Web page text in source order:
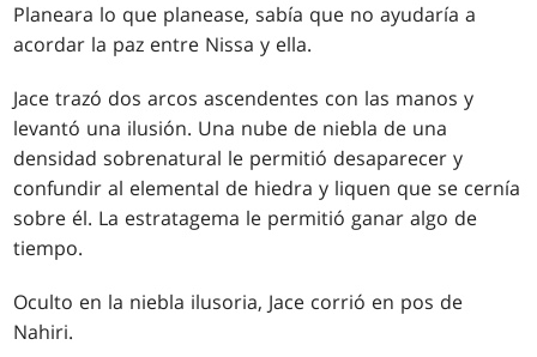
Planeara lo que planease, sabía que no ayudaría a
acordar la paz entre Nissa y ella.
Jace trazó dos arcos ascendentes con las manos y
levantó una ilusión. Una nube de niebla de una
densidad sobrenatural le permitió desaparecer y
confundir al elemental de hiedra y liquen que se cernía
sobre él. La estratagema le permitió ganar algo de
tiempo.
Oculto en la niebla ilusoria, Jace corrió en pos de
Nahiri.